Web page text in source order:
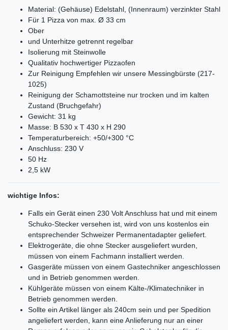
Material: (Gehäuse) Edelstahl, (Innenraum) verzinkter Stahl
Für 1 Pizza von max. Ø 33 cm
Ober
und Unterhitze getrennt regelbar
Isolierung mit Steinwolle
Qualitativ hochwertiger Pizzaofen
Zur Reinigung Empfehlen wir unsere Messingbürste (217-
1025)
Reinigung der Schamottsteine nur trocken und im kalten
Zustand (Bruchgefahr)
Gewicht: 31 kg
Masse: B 530 x T 430 x H 290
Temperaturbereich: +50/+300 °C
Anschluss: 230 V
50 Hz
2,5 kW
wichtige Infos:
Falls ein Gerät einen 230 Volt Anschluss hat und mit einem
Schuko-Stecker versehen ist, wird von uns kostenlos ein
entsprechender Schweizer Permanentadapter geliefert.
Elektrogeräte, die ohne Stecker ausgeliefert wurden,
müssen von einem Fachmann installiert werden.
Gasgeräte müssen von einem Gastechniker angeschlossen
und in Betrieb genommen werden.
Kühlgeräte müssen von einem Kälte-/Klimatechniker in
Betrieb genommen werden.
Sollte ein Artikel länger als 240cm sein und per Spedition
angeliefert werden, kann eine Anlieferung nur an einer